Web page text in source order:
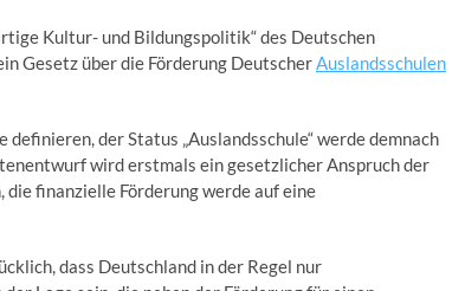
Kultur- und Bildungspolitik“ des Deutschen
Gesetz über die Förderung DeutscherAuslandsschulen
der Status „Auslandsschule“ werde demnach
wird erstmals ein gesetzlicher Anspruch der
die finanzielle Förderung werde auf eine
dass Deutschland in der Regel nur